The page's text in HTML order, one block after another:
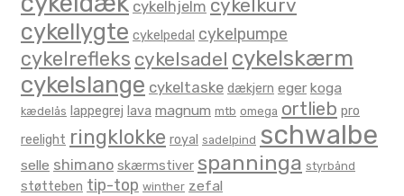
cykelhjelm cykelkurv
cykellygte cykelpedal cykelpumpe
cykelrefleks cykelsadel cykelskærm
cykelslange cykeltaske dækjern eger koga
kædelås lappegrej lava magnum mtb omega ortlieb pro
reelight ringklokke royal sadelpind schwalbe
selle shimano skærmstiver spanninga styrbånd
støtteben tip-top winther zefal